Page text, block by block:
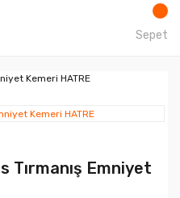
Sepet
Tırmanış Emniyet